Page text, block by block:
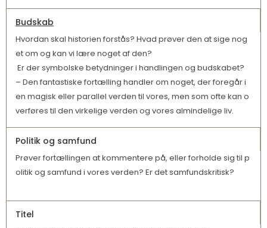
Budskab
Hvordan skal historien forstås? Hvad prøver den at sige nog
et om og kan vi lære noget af den?
Er der symbolske betydninger i handlingen og budskabet?
– Den fantastiske fortælling handler om noget, der foregår i
en magisk eller parallel verden til vores, men som ofte kan o
verføres til den virkelige verden og vores almindelige liv.
Politik og samfund
Prøver fortællingen at kommentere på, eller forholde sig til p
olitik og samfund i vores verden? Er det samfundskritisk?
Titel